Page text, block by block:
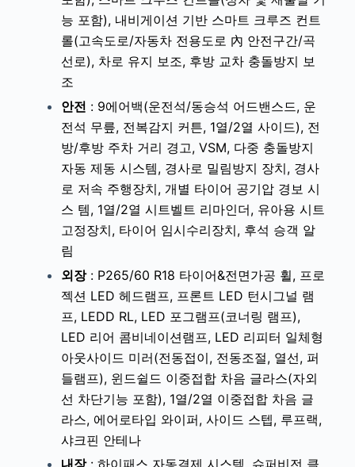
능 포함), 내비게이션 기반 스마트 크루즈 컨트
롤(고속도로/자동차 전용도로 內 안전구간/곡
선로), 차로 유지 보조, 후방 교차 충돌방지 보
조
안전 : 9에어백(운전석/동승석 어드밴스드, 운
전석 무릎, 전복감지 커튼, 1열/2열 사이드), 전
방/후방 주차 거리 경고, VSM, 다중 충돌방지
자동 제동 시스템, 경사로 밀림방지 장치, 경사
로 저속 주행장치, 개별 타이어 공기압 경보 시
스 템, 1열/2열 시트벨트 리마인더, 유아용 시트
고정장치, 타이어 임시수리장치, 후석 승객 알
림
외장: P265/60 R18 타이어&전면가공 휠, 프로
젝션 LED 헤드램프, 프론트 LED 턴시그널 램
프, LEDD RL, LED 포그램프(코너링 램프),
LED 리어 콤비네이션램프, LED 리피터 일체형
아웃사이드 미러(전동접이, 전동조절, 열선, 퍼
들램프), 윈드쉴드 이중접합 차음 글라스(자외
선 차단기능 포함), 1열/2열 이중접합 차음 글
라스, 에어로타입 와이퍼, 사이드 스텝, 루프랙,
샤크핀 안테나